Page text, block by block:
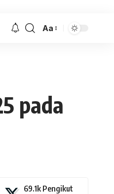
Font
Aa
pada
69.1k Pengikut